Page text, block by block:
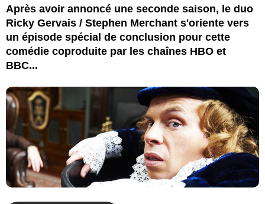
Après avoir annoncé une seconde saison, le duo
Ricky Gervais / Stephen Merchant s'oriente vers
un épisode spécial de conclusion pour cette
comédie coproduite par les chaînes HBO et
BBC...